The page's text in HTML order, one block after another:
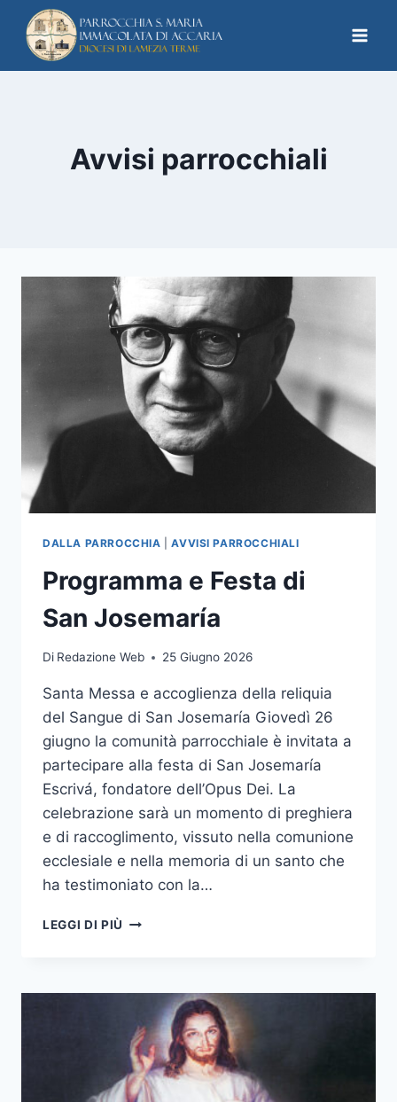
Avvisi parrocchiali
DALLA PARROCCHIA |AVVISI PARROCCHIALI
Programma e Festa di
San Josemaría
Di Redazione Web 25 Giugno 2026
Santa Messa e accoglienza della reliquia
del Sangue di San Josemaría Giovedì 26
giugno la comunità parrocchiale è invitata a
partecipare alla festa di San Josemaría
Escrivá, fondatore dell’Opus Dei. La
celebrazione sarà un momento di preghiera
e di raccoglimento, vissuto nella comunione
ecclesiale e nella memoria di un santo che
ha testimoniato con la…
LEGGI DI PIÙ